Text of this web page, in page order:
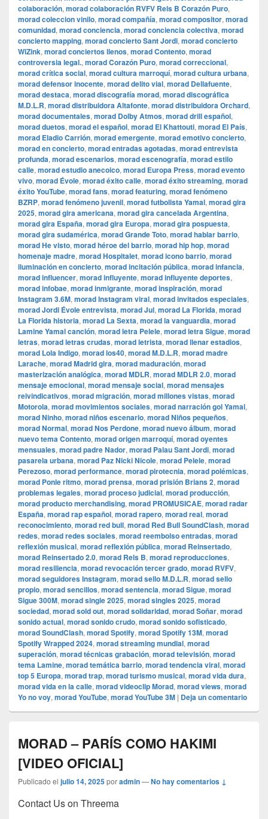
colaboración, morad colaboración RVFV Rels B Corazón Puro,
morad coleccion vinilo, morad compañía, morad compositor, morad
comunidad, morad conciencia, morad conciencia colectiva, morad
concierto mapping, morad concierto Sant Jordi, morad concierto
WiZink, morad conciertos llenos, morad Contento, morad
controversia legal., morad Corazón Puro, morad correccional,
morad crítica social, morad cultura marroquí, morad cultura urbana,
morad defensor inocente, morad delito vial, morad Dellafuente,
morad destaca, morad discografía morad, morad discográfica
M.D.L.R, morad distribuidora Altafonte, morad distribuidora Orchard,
morad documentales, morad Dolby Atmos, morad drill español,
morad duetos, morad el español, morad El Khattouti, morad El País,
morad Eladio Carrión, morad emergente, morad emotivo concierto,
morad en concierto, morad entradas agotadas, morad entrevista
profunda, morad escenarios, morad escenografía, morad estilo
calle, morad estudio anecoico, morad Europa Press, morad evento
vivo, morad Évole, morad éxito calle, morad éxito streaming, morad
éxito YouTube, morad fans, morad featuring, morad fenómeno
BZRP, morad fenómeno juvenil, morad futbolista Yamal, morad gira
2025, morad gira americana, morad gira cancelada Argentina,
morad gira España, morad gira Europa, morad gira pospuesta,
morad gira sudamérica, morad Grande Toto, morad hablar barrio,
morad He visto, morad héroe del barrio, morad hip hop, morad
homenaje madre, morad Hospitalet, morad icono barrio, morad
iluminación en concierto, morad incitación pública, morad infancia,
morad influencer, morad influyente, morad influyente deportes,
morad infobae, morad inmigrante, morad inspiración, morad
Instagram 3.6M, morad Instagram viral, morad invitados especiales,
morad Jordi Évole entrevista, morad Jul, morad La Florida, morad
La Florida historia, morad La Sexta, morad la vanguardia, morad
Lamine Yamal canción, morad letra Pelele, morad letra Sigue, morad
letras, morad letras crudas, morad letrista, morad llenar estadios,
morad Lola Indigo, morad los40, morad M.D.L.R, morad madre
Larache, morad Madrid gira, morad maduración, morad
masterización analógica, morad MDLR, morad MDLR 2.0, morad
mensaje emocional, morad mensaje social, morad mensajes
reivindicativos, morad migración, morad millones vistas, morad
Motorola, morad movimientos sociales, morad narración gol Yamal,
morad Ninho, morad niños escenario, morad Niños pequeños,
morad Normal, morad Nos Perdone, morad nuevo álbum, morad
nuevo tema Contento, morad origen marroquí, morad oyentes
mensuales, morad padre Nador, morad Palau Sant Jordi, morad
pasarela urbana, morad Paz Nicki Nicole, morad Pelele, morad
Perezoso, morad performance, morad pirotecnia, morad polémicas,
morad Ponle ritmo, morad prensa, morad prisión Brians 2, morad
problemas legales, morad proceso judicial, morad producción,
morad producto merchandising, morad PROMUSICAE, morad radar
España, morad rap español, morad rapero, morad real, morad
reconocimiento, morad red bull, morad Red Bull SoundClash, morad
redes, morad redes sociales, morad reembolso entradas, morad
reflexión musical, morad reflexión pública, morad Reinsertado,
morad Reinsertado 2.0, morad Rels B, morad reproducciones,
morad resiliencia, morad revocación tercer grado, morad RVFV,
morad seguidores Instagram, morad sello M.D.L.R, morad sello
propio, morad sencillos, morad sentencia, morad Sigue, morad
Sigue 300M, morad single 2025, morad singles 2025, morad
sociedad, morad sold out, morad solidaridad, morad Soñar, morad
sonido actual, morad sonido crudo, morad sonido sofisticado,
morad SoundClash, morad Spotify, morad Spotify 13M, morad
Spotify Wrapped 2024, morad streaming mundial, morad
superación, morad técnicas grabación, morad televisión, morad
tema Lamine, morad temática barrio, morad tendencia viral, morad
top 5 Europa, morad trap, morad turismo musical, morad vida dura,
morad vida en la calle, morad videocli‏p Morad, morad views, morad
Yo no voy, morad YouTube, morad YouTube 3M | Deja un comentario
MORAD – PARÍS COMO HAKIMI
[VIDEO OFICIAL]
Publicado el julio 14, 2025poradmin—No hay comentarios ↓
Contact Us on Threema